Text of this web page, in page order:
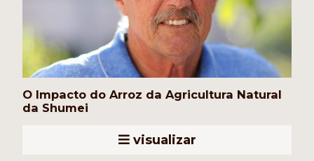
O Impacto do Arroz da Agricultura Natural
da Shumei
visualizar